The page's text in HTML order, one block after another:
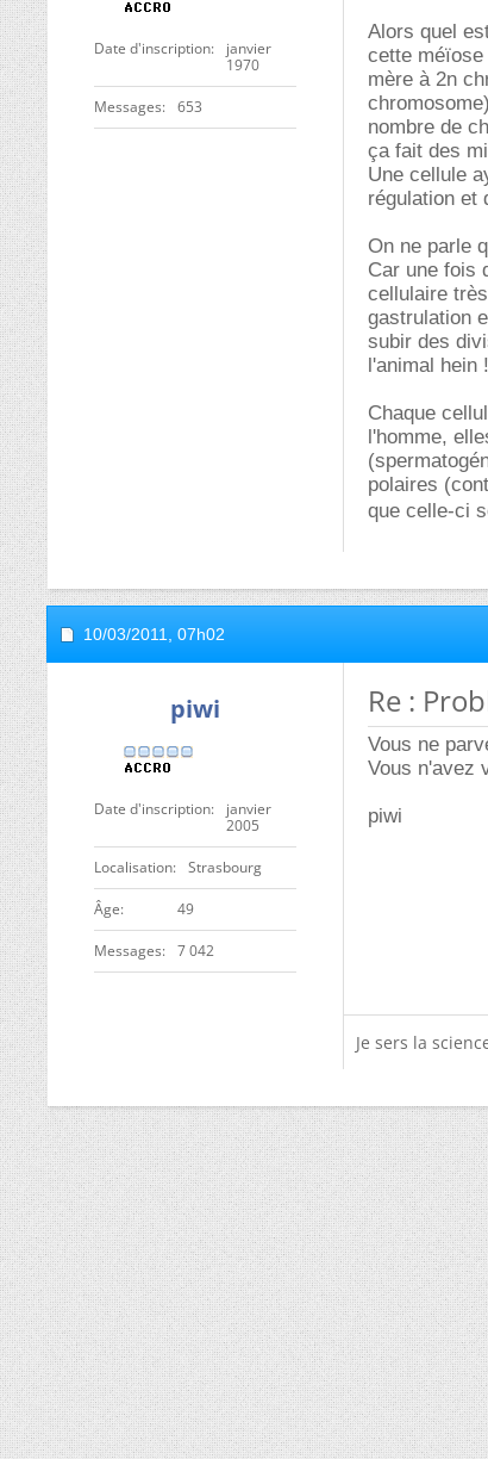
Date d'inscription
janvier
1970
Messages 653
Alors quel
cette
mère à 2n
nombre de
ça fait des
Une cellule
régulation et
On ne parle
Car une fois
cellulaire
gastrulation
subir des
l'animal hein
Chaque
l'homme,
polaires
que celle-ci
10/03/2011, 07h02
piwi
Date d'inscription
janvier
2005
Localisation Strasbourg
ge 49
Messages 7 042
Re :
Vous ne
Vous n'avez
piwi
Je sers la